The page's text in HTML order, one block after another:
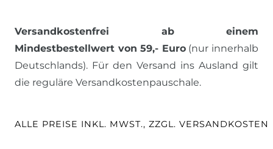
Versandkostenfrei ab einem
Mindestbestellwert von 59,- Euro(nur innerhalb
Deutschlands). Für den Versand ins Ausland gilt
die reguläre Versandkostenpauschale.
ALLE PREISE INKL. MWST., ZZGL. VERSANDKOSTEN